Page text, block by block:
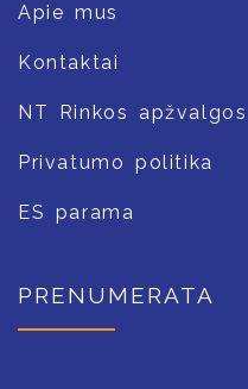
Apie mus
Kontaktai
NT Rinkos apžvalgos
Privatumo politika
ES parama
PRENUMERATA